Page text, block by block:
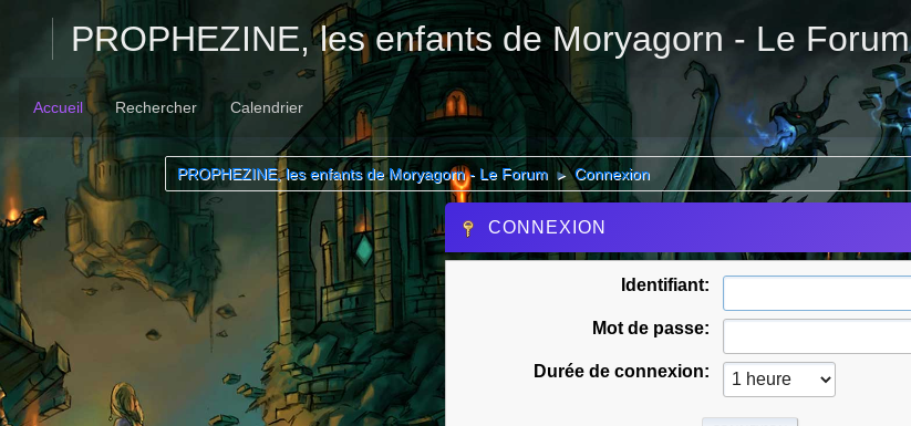
PROPHEZINE, les enfants de Moryagorn - Le Forum
Accueil Rechercher Calendrier
PROPHEZINE, les enfants de Moryagorn - Le Forum ► Connexion
CONNEXION
Identifiant:
Mot de passe:
Durée de connexion: